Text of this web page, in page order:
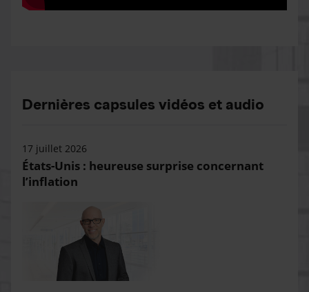
Dernières capsules vidéos et audio
17 juillet 2026
États-Unis : heureuse surprise concernant
l’inflation